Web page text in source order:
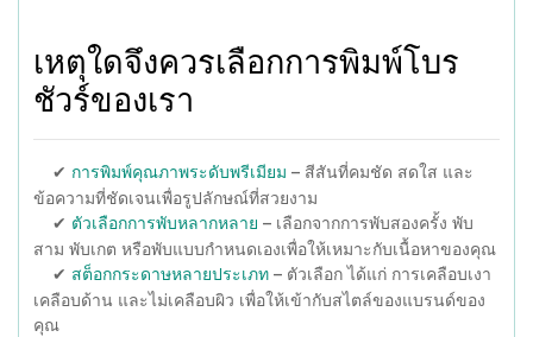
เหตุใดจึงควรเลือกการพิมพ์โบร
ชัวร์ของเรา
✔ การพิมพ์คุณภาพระดับพรีเมียม – สีสันที่คมชัด สดใส และ
ข้อความที่ชัดเจนเพื่อรูปลักษณ์ที่สวยงาม
✔ ตัวเลือกการพับหลากหลาย – เลือกจากการพับสองครั้ง พับ
สาม พับเกต หรือพับแบบกำหนดเองเพื่อให้เหมาะกับเนื้อหาของคุณ
✔ สต็อกกระดาษหลายประเภท – ตัวเลือก ได้แก่ การเคลือบเงา
เคลือบด้าน และไม่เคลือบผิว เพื่อให้เข้ากับสไตล์ของแบรนด์ของ
คุณ